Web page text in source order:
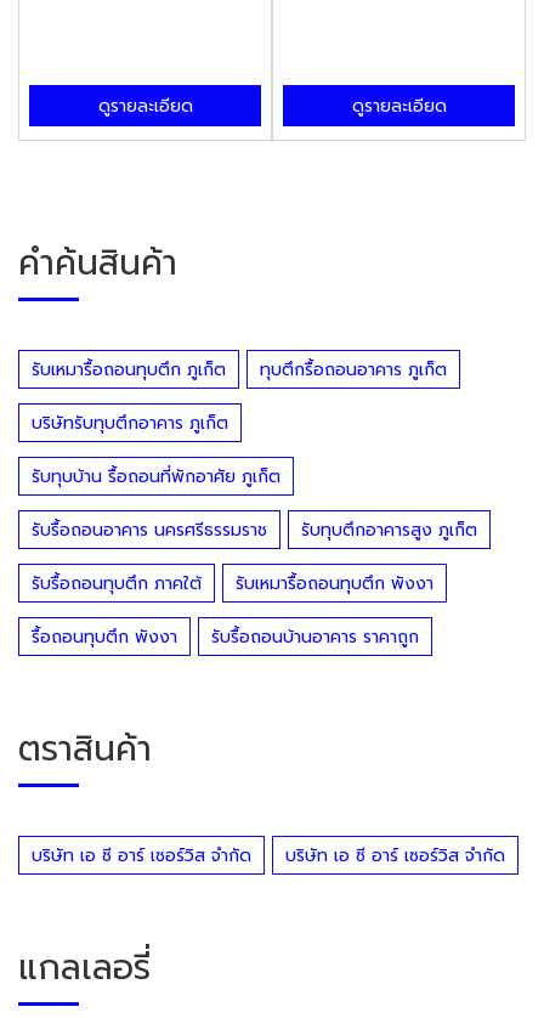
ดูรายละเอียด ดูรายละเอียด
คำค้นสินค้า
รับเหมารื้อถอนทุบตึก ภูเก็ต ทุบตึกรื้อถอนอาคาร ภูเก็ต
บริษัทรับทุบตึกอาคาร ภูเก็ต
รับทุบบ้าน รื้อถอนที่พักอาศัย ภูเก็ต
รับรื้อถอนอาคาร นครศรีธรรมราช รับทุบตึกอาคารสูง ภูเก็ต
รับรื้อถอนทุบตึก ภาคใต้ รับเหมารื้อถอนทุบตึก พังงา
รื้อถอนทุบตึก พังงา รับรื้อถอนบ้านอาคาร ราคาถูก
ตราสินค้า
บริษัท เอ ซี อาร์ เซอร์วิส จำกัด บริษัท เอ ซี อาร์ เซอร์วิส จำกัด
แกลเลอรี่